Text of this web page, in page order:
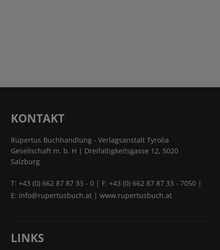
KONTAKT
Rupertus Buchhandlung - Verlagsanstalt Tyrolia
Gesellschaft m. b. H | Dreifaltigkeitsgasse 12, 5020
Salzburg
T:+43 (0) 662 87 87 33 - 0 | F: +43 (0) 662 87 87 33 - 7050 |
E: info@rupertusbuch.at |www.rupertusbuch.at
LINKS